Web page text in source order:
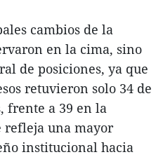
cambios de la
en la cima, sino
de posiciones, ya que
retuvieron solo 34 de
frente a 39 en la
una mayor
institucional hacia